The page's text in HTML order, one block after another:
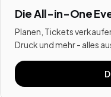
Die All-in-One
Planen, Tickets
Druck und mehr - alles